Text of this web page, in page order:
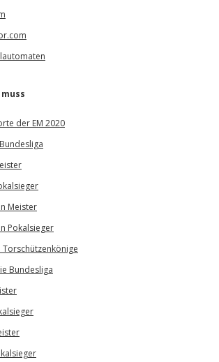
der EM 2020
Meister
Pokalsieger
Bundesliga